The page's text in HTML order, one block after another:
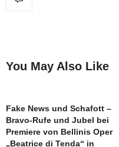
You May Also Like
Fake News und Schafott –
Bravo-Rufe und Jubel bei
Premiere von Bellinis Oper
„Beatrice di Tenda“ in